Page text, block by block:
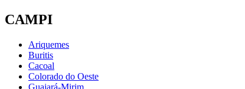
CAMPI
Ariquemes
Buritis
Cacoal
Colorado do Oeste
Guajará-Mirim